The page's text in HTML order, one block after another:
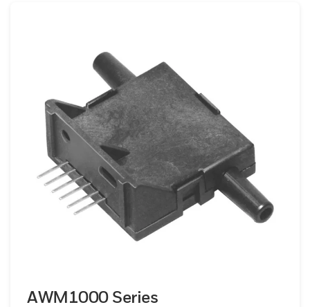
AWM1000 Series